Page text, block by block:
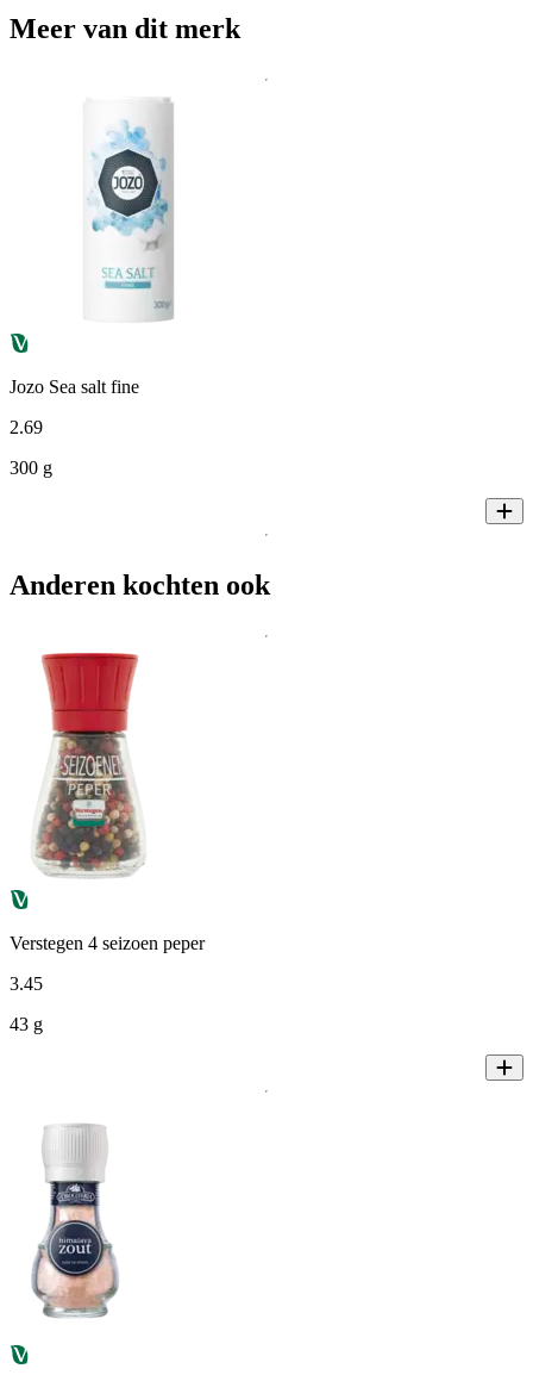
Meer van dit merk
Jozo Sea salt fine
2.69
300 g
Anderen kochten ook
Verstegen 4 seizoen peper
3.45
43 g